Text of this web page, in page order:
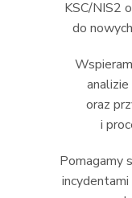
KSC/NIS2
do
oraz
i
Pomagamy